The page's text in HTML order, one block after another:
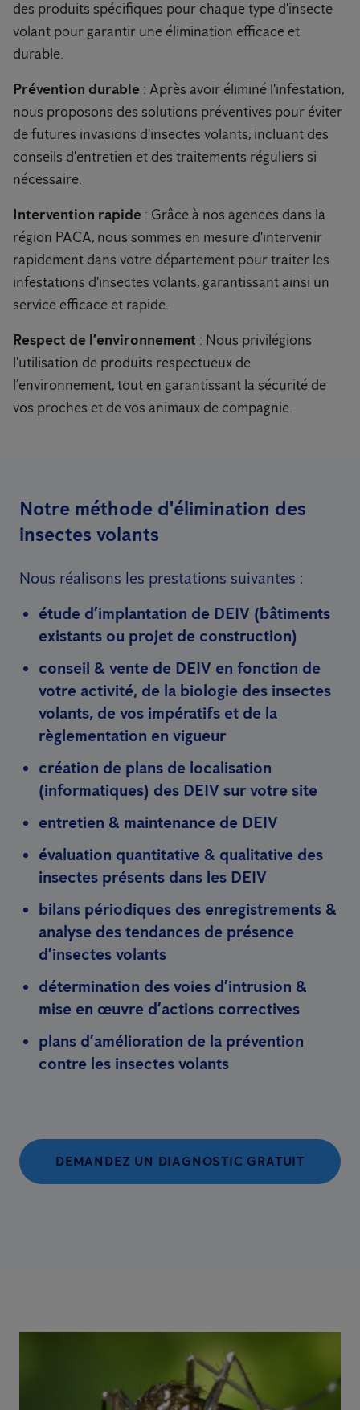
des produits spécifiques pour chaque type d'insecte
volant pour garantir une élimination efficace et
durable.
Prévention durable : Après avoir éliminé l'infestation,
nous proposons des solutions préventives pour éviter
de futures invasions d'insectes volants, incluant des
conseils d'entretien et des traitements réguliers si
nécessaire.
Intervention rapide : Grâce à nos agences dans la
région PACA, nous sommes en mesure d'intervenir
rapidement dans votre département pour traiter les
infestations d'insectes volants, garantissant ainsi un
service efficace et rapide.
Respect de l’environnement : Nous privilégions
l'utilisation de produits respectueux de
l’environnement, tout en garantissant la sécurité de
vos proches et de vos animaux de compagnie.
Notre méthode d'élimination des
insectes volants
Nous réalisons les prestations suivantes :
étude d’implantation de DEIV (bâtiments
existants ou projet de construction)
conseil & vente de DEIV en fonction de
votre activité, de la biologie des insectes
volants, de vos impératifs et de la
règlementation en vigueur
création de plans de localisation
(informatiques) des DEIV sur votre site
entretien & maintenance de DEIV
évaluation quantitative & qualitative des
insectes présents dans les DEIV
bilans périodiques des enregistrements &
analyse des tendances de présence
d’insectes volants
détermination des voies d’intrusion &
mise en œuvre d’actions correctives
plans d’amélioration de la prévention
contre les insectes volants
DEMANDEZ UN DIAGNOSTIC GRATUIT